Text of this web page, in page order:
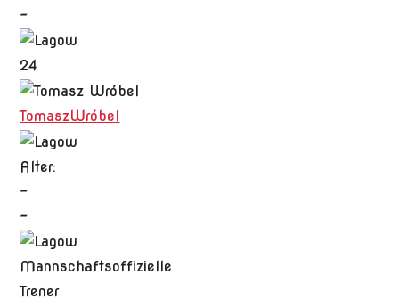
-
24
TomaszWróbel
Alter:
-
-
Mannschaftsoffizielle
Trener